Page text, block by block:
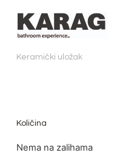
Keramički uložak
Količina
Nema na zalihama